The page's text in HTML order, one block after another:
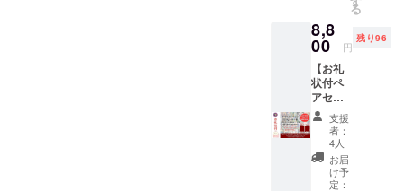
いるだ
けでも
癒やさ
れるこ
と間違
いな
し。あ
なたの
魂に
そっと
語りか
カード
青龍、
朱雀、
麒麟、
白虎、
玄武の
五神
が、あ
なたを
力強く
サポー
の魂に
語りか
60種類
のこと
だま
メッ
セージ
が込め
られた
カード
＊五神
カード
セット
¥3,960)
カード
で遊び
なが
ら、氣
質診断
も学べ
る！親
子で楽
しめる3
る
8,8
00 円
残り96
【お礼
状付ペ
アセッ
ト/クラ
ファン
限定】
60干支
ことだ
まカー
支援
者：
4人
お届
け予
定：